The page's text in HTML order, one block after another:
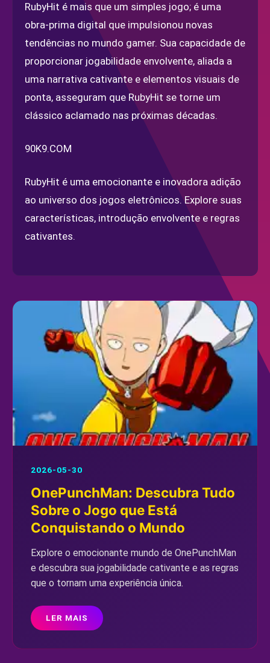
RubyHit é mais que um simples jogo; é uma
obra-prima digital que impulsionou novas
tendências no mundo gamer. Sua capacidade de
proporcionar jogabilidade envolvente, aliada a
uma narrativa cativante e elementos visuais de
ponta, asseguram que RubyHit se torne um
clássico aclamado nas próximas décadas.
90K9.COM
RubyHit é uma emocionante e inovadora adição
ao universo dos jogos eletrônicos. Explore suas
características, introdução envolvente e regras
cativantes.
2026-05-30
OnePunchMan: Descubra Tudo
Sobre o Jogo que Está
Conquistando o Mundo
Explore o emocionante mundo de OnePunchMan
e descubra sua jogabilidade cativante e as regras
que o tornam uma experiência única.
LER MAIS